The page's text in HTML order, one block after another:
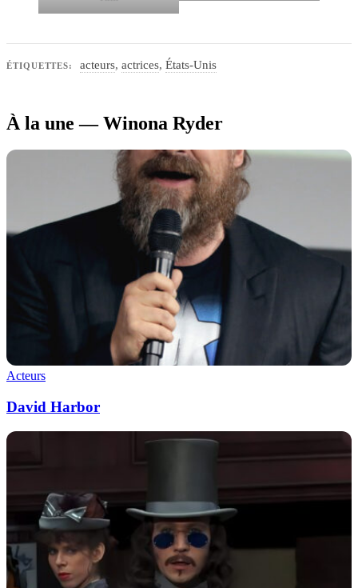
ÉTIQUETTES: acteurs, actrices, États-Unis
À la une — Winona Ryder
Acteurs
David Harbor